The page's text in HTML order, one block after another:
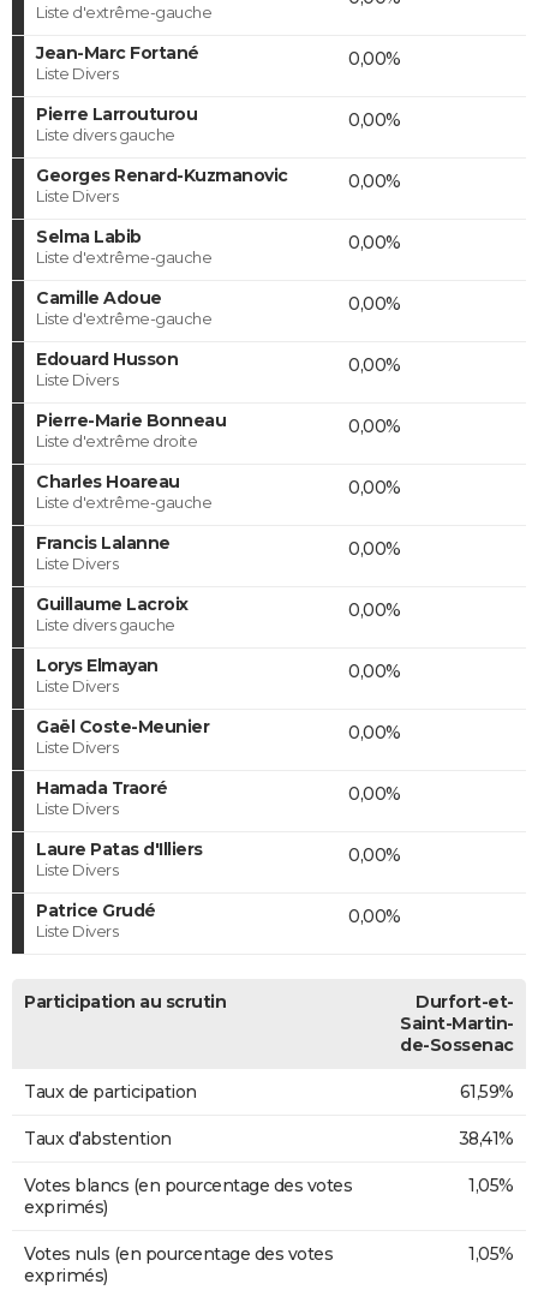
Liste d'extrême-gauche
Jean-Marc Fortané
Liste Divers
0,00%
Pierre Larrouturou
Liste divers gauche
0,00%
Georges Renard-Kuzmanovic
Liste Divers
0,00%
Selma Labib
Liste d'extrême-gauche
0,00%
Camille Adoue
Liste d'extrême-gauche
0,00%
Edouard Husson
Liste Divers
0,00%
Pierre-Marie Bonneau
Liste d'extrême droite
0,00%
Charles Hoareau
Liste d'extrême-gauche
0,00%
Francis Lalanne
Liste Divers
0,00%
Guillaume Lacroix
Liste divers gauche
0,00%
Lorys Elmayan
Liste Divers
0,00%
Gaël Coste-Meunier
Liste Divers
0,00%
Hamada Traoré
Liste Divers
0,00%
Laure Patas d'Illiers
Liste Divers
0,00%
Patrice Grudé
Liste Divers
0,00%
Participation au scrutin
Durfort-et-
Saint-Martin-
de-Sossenac
Taux de participation 61,59%
Taux d'abstention 38,41%
Votes blancs (en pourcentage des votes
exprimés)
1,05%
Votes nuls (en pourcentage des votes
exprimés)
1,05%